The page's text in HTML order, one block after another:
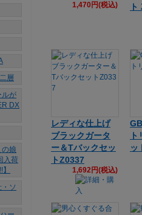
1,470円(税込)
レディな仕上げ
ブラックガータ
ー＆Tバックセッ
トZ0337
1,692円(税込)
ッ